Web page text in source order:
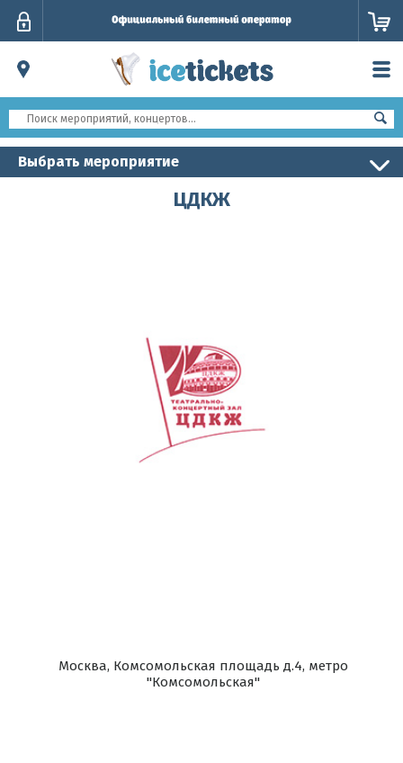
Выбрать мероприятие
ЦДКЖ
Москва, Комсомольская площадь д.4, метро
"Комсомольская"